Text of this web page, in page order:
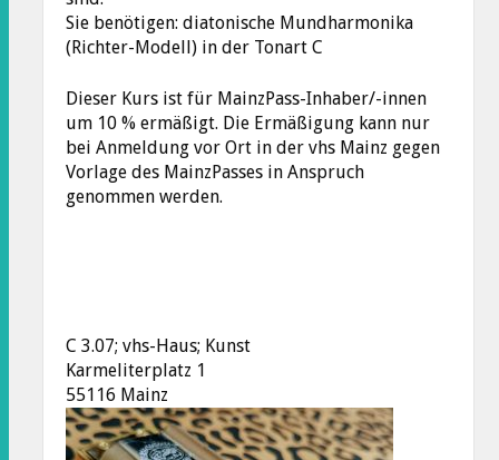
Sie benötigen: diatonische Mundharmonika
(Richter-Modell) in der Tonart C
Dieser Kurs ist für MainzPass-Inhaber/-innen
um 10 % ermäßigt. Die Ermäßigung kann nur
bei Anmeldung vor Ort in der vhs Mainz gegen
Vorlage des MainzPasses in Anspruch
genommen werden.
C 3.07; vhs-Haus; Kunst
Karmeliterplatz 1
55116 Mainz